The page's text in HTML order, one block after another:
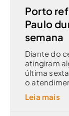
Porto
Paulo
semana
Diante do
atingiram
última
o
Leia mais